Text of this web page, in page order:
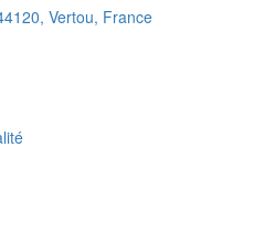
Vertou, France